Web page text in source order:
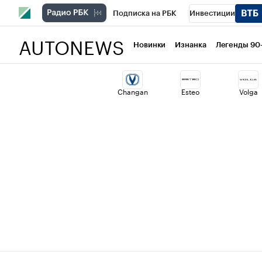
Подписка на РБК Инвестиции
Национальные проекты Город
Кредитные рейтинги Франшизы
AUTONEWS Новинки Изнанка Легенды
Changan Esteo Volga